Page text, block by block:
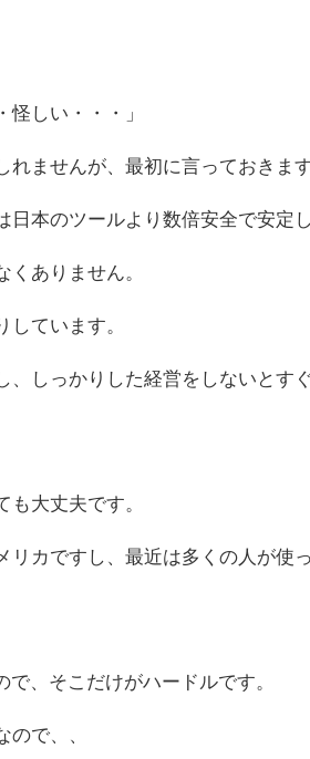
怪しい・・・」
れませんが、最初に言っておきます
本のツールより数倍安全で安定し
ありません。
ています。
、しっかりした経営をしないとす
大丈夫です。
リカですし、最近は多くの人が使
、そこだけがハードルです。
で、、